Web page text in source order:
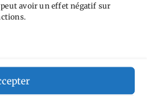
avoir un effet négatif sur
Allemagne